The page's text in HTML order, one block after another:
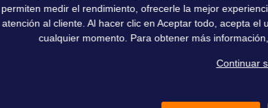
permiten medir el rendimiento, ofrecerle la mejor
atención al cliente. Al hacer clic en Aceptar todo, acepta
cualquier momento. Para obtener más
Continuar